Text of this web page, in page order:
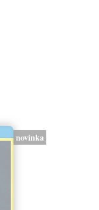
novinka